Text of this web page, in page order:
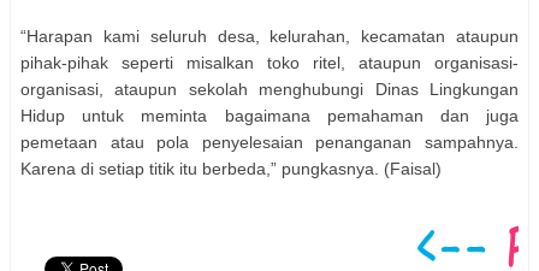
“Harapan kami seluruh desa, kelurahan, kecamatan ataupun
pihak-pihak seperti misalkan toko ritel, ataupun organisasi-
organisasi, ataupun sekolah menghubungi Dinas Lingkungan
Hidup untuk meminta bagaimana pemahaman dan juga
pemetaan atau pola penyelesaian penanganan sampahnya.
Karena di setiap titik itu berbeda,” pungkasnya. (Faisal)